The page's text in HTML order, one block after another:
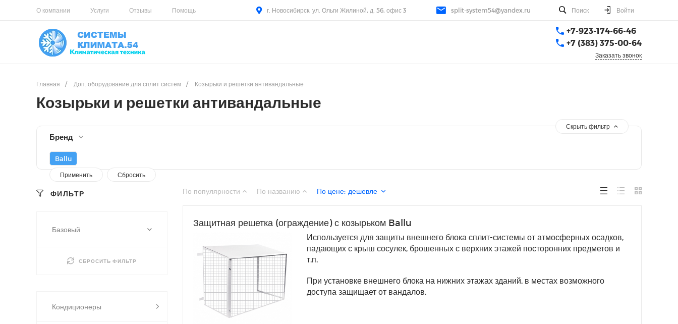
О компании Услуги Отзывы Помощь г. Новосибирск, ул. Ольги Жилиной, д. 56, офис 3 split-system54@yandex.ru Поиск Войти
+7-923-174-66-46
+7 (383) 375-00-64
Заказать звонок
Главная / Доп. оборудование для сплит систем / Козырьки и решетки антивандальные
Козырьки и решетки антивандальные
Скрыть фильтр
Бренд
Ballu
ФИЛЬТР
Базовый
СБРОСИТЬ ФИЛЬТР
Кондиционеры
По популярности По названию По цене: дешевле
Защитная решетка (ограждение) с козырьком Ballu
Используется для защиты внешнего блока сплит-системы от атмосферных осадков,
падающих с крыш сосулек, брошенных с верхних этажей посторонних предметов и
т.п.
При установке внешнего блока на нижних этажах зданий, в местах возможного
доступа защищает от вандалов.